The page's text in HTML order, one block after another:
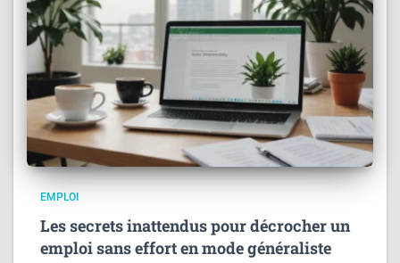
EMPLOI
Les secrets inattendus pour décrocher un
emploi sans effort en mode généraliste